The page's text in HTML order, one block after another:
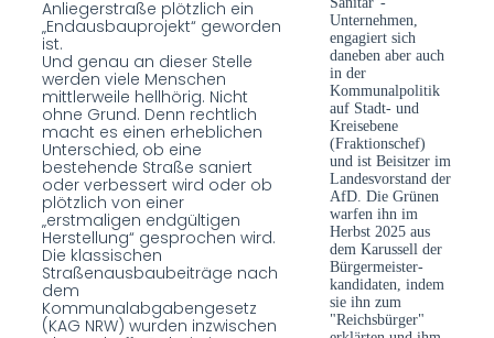
Anliegerstraße plötzlich ein
„Endausbauprojekt“ geworden
ist.
Und genau an dieser Stelle
werden viele Menschen
mittlerweile hellhörig. Nicht
ohne Grund. Denn rechtlich
macht es einen erheblichen
Unterschied, ob eine
bestehende Straße saniert
oder verbessert wird oder ob
plötzlich von einer
„erstmaligen endgültigen
Herstellung“ gesprochen wird.
Die klassischen
Straßenausbaubeiträge nach
dem
Kommunalabgabengesetz
(KAG NRW) wurden inzwischen
Unternehmen,
engagiert sich
daneben aber auch
in der
Kommunalpolitik
auf Stadt- und
Kreisebene
(Fraktionschef)
und ist Beisitzer im
Landesvorstand der
AfD. Die Grünen
warfen ihn im
Herbst 2025 aus
dem Karussell der
Bürgermeister­
kandidaten, indem
sie ihn zum
"Reichsbürger"